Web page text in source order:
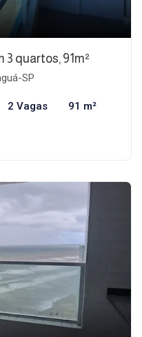
quartos, 91m²
SP
2 Vagas 91 m²